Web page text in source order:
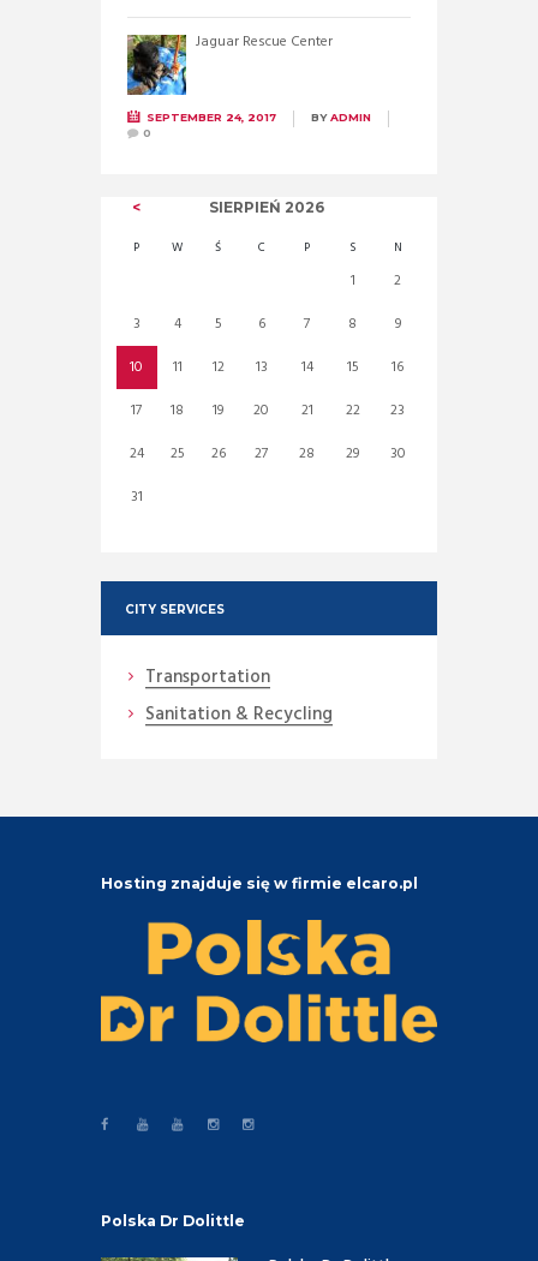
Jaguar Rescue Center
SEPTEMBER 24, 2017 BYADMIN
0
SIERPIEŃ 2026
P W Ś C P S N
1
2
3
4 5 6 7 8
9
10
11 12 13 14 15
16
17
18 19 20 21 22
23
24
25 26 27 28 29
30
31
CITY SERVICES
Transportation
Sanitation & Recycling
Hosting znajduje się w firmie elcaro.pl
Polska Dr Dolittle